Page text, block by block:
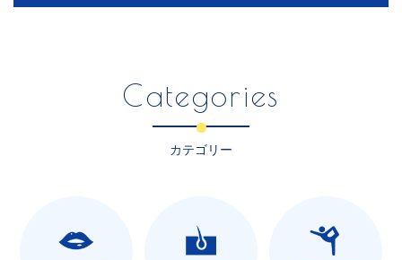
Categories
カテゴリー